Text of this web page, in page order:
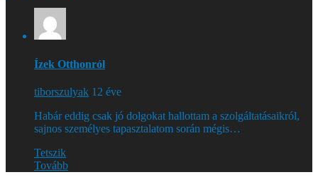
Ízek Otthonról
tiborszulyak 12 éve
Habár eddig csak jó dolgokat hallottam a szolgáltatásaikról,
sajnos személyes tapasztalatom során mégis…
Tetszik
Tovább